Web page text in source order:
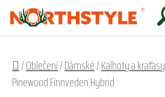
Přejít
obsah
Domů
/Oblečení/Dámské/Kalhoty a kraťasy
Pinewood Finnveden Hybrid